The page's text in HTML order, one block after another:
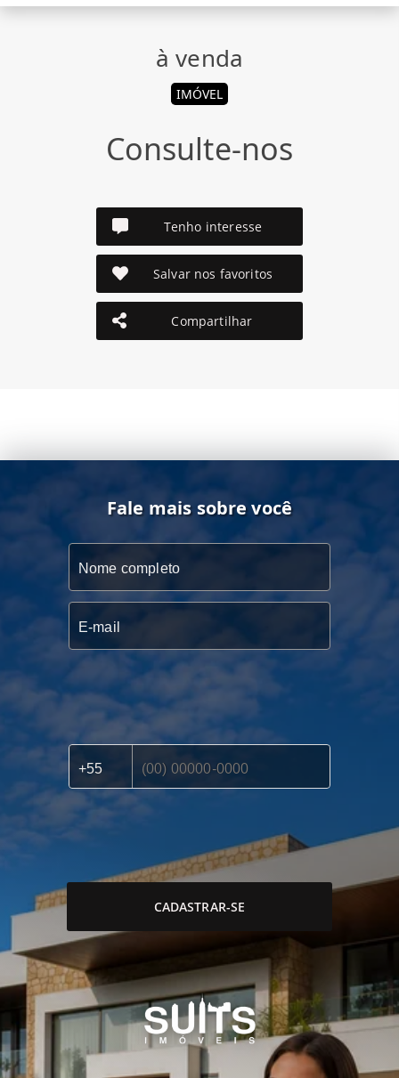
à venda
IMÓVEL
Consulte-nos
Tenho interesse
Salvar nos favoritos
Compartilhar
Fale mais sobre você
CADASTRAR-SE